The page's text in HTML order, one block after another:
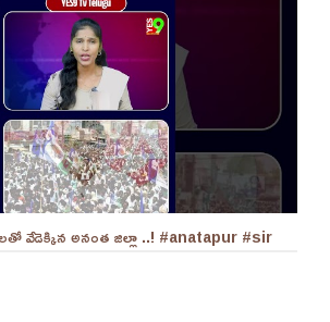
వేడెక్కిన అనంత జిల్లా ..! #anatapur #sir